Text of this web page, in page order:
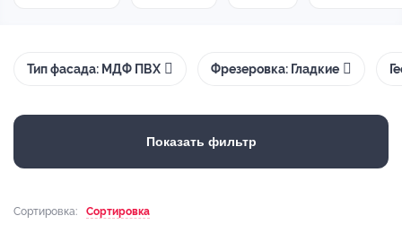
Тип фасада: МДФ ПВХ Фрезеровка: Гладкие
Показать фильтр
Сортировка: Сортировка